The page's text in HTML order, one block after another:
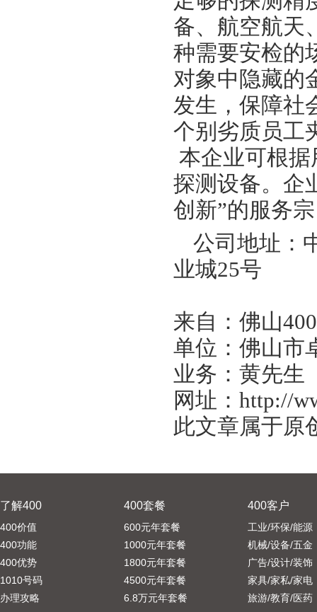
备、航空航天
种需要安检的
对象中隐藏的
发生，保障社
个别劣质员工
本企业可根
探测设备。企
创新”的服务
公司地址：
业城25号
来自：佛山
单位：佛山市
业务：黄先生
网址： http://
此文章属于原
了解400
400价值
400功能
400优势
1010号码
办理攻略
400套餐
600元年套餐
1000元年套餐
1800元年套餐
4500元年套餐
6.8万元年套餐
400客户
工业/环保/能源
机械/设备/五金
广告/设计/装饰
家具/家私/家电
旅游/教育/医药